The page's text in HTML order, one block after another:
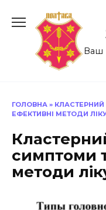
до
Ваш
ГОЛОВНА »
ЕФЕКТИВНІ МЕТОДИ
симптоми
методи